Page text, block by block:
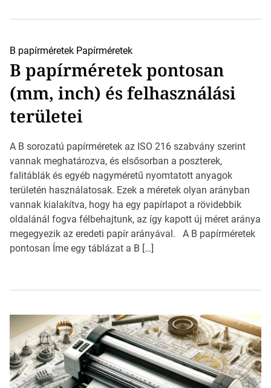
B papírméretek Papírméretek
B papírméretek pontosan
(mm, inch) és felhasználási
területei
A B sorozatú papírméretek az ISO 216 szabvány szerint
vannak meghatározva, és elsősorban a poszterek,
falitáblák és egyéb nagyméretű nyomtatott anyagok
területén használatosak. Ezek a méretek olyan arányban
vannak kialakítva, hogy ha egy papírlapot a rövidebbik
oldalánál fogva félbehajtunk, az így kapott új méret aránya
megegyezik az eredeti papír arányával. A B papírméretek
pontosan Íme egy táblázat a B […]